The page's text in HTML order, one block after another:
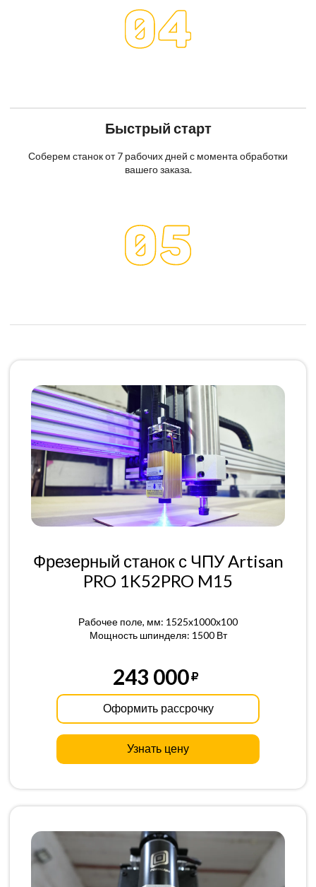
Быстрый старт
Соберем станок от 7 рабочих дней с момента обработки
вашего заказа.
Фрезерный станок с ЧПУ Artisan
PRO 1K52PRO M15
Рабочее поле, мм: 1525x1000x100
Мощность шпинделя: 1500 Вт
243 000
Оформить рассрочку
Узнать цену